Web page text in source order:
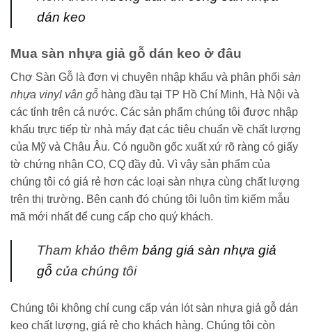
dán keo
Mua sàn nhựa giả gỗ dán keo ở đâu
Chợ Sàn Gỗ là đơn vị chuyên nhập khẩu và phân phối sàn
nhựa vinyl vân gỗ hàng đầu tại TP Hồ Chí Minh, Hà Nội và
các tỉnh trên cả nước. Các sản phẩm chúng tôi được nhập
khẩu trực tiếp từ nhà máy đạt các tiêu chuẩn về chất lượng
của Mỹ và Châu Âu. Có nguồn gốc xuất xứ rõ ràng có giấy
tờ chứng nhận CO, CQ đầy đủ. Vì vậy sản phẩm của
chúng tôi có giá rẻ hơn các loại sàn nhựa cùng chất lượng
trên thị trường. Bên cạnh đó chúng tôi luôn tìm kiếm mẫu
mã mới nhất để cung cấp cho quý khách.
Tham khảo thêm bảng giá sàn nhựa giả
gỗ của chúng tôi
Chúng tôi không chỉ cung cấp ván lót sàn nhựa giả gỗ dán
keo chất lượng, giá rẻ cho khách hàng. Chúng tôi còn